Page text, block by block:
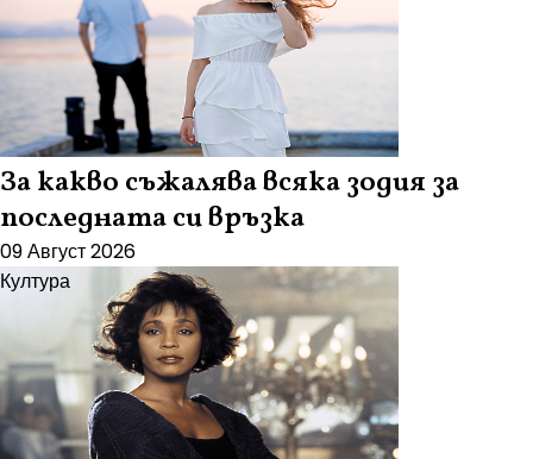
За какво съжалява всяка зодия за
последната си връзка
09 Август 2026
Култура